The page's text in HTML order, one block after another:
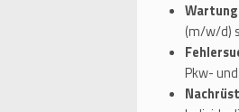
(m/w/d)
Pkw-